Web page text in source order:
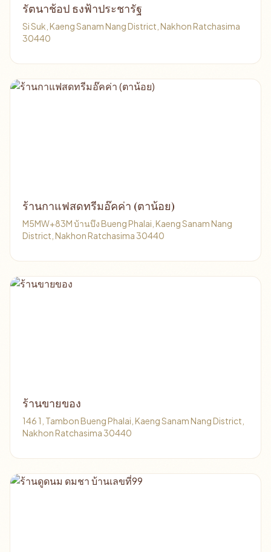
รัตนาช้อป ธงฟ้าประชารัฐ
Si Suk, Kaeng Sanam Nang District, Nakhon Ratchasima
30440
ร้านกาแฟสดทรีมอ๊คค่า (ตาน้อย)
M5MW+83M บ้านบึง Bueng Phalai, Kaeng Sanam Nang
District, Nakhon Ratchasima 30440
ร้านขายของ
146 1, Tambon Bueng Phalai, Kaeng Sanam Nang District,
Nakhon Ratchasima 30440